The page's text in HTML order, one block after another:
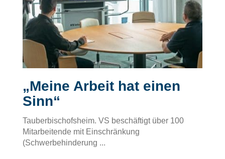
„Meine Arbeit hat einen
Sinn“
Tauberbischofsheim. VS beschäftigt über 100
Mitarbeitende mit Einschränkung
(Schwerbehinderung ...